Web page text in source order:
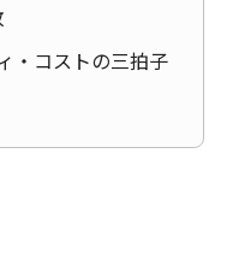
・コストの三拍子